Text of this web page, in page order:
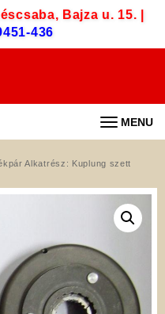
Bajza u. 15. |
436
MENU
Alkatrész: Kuplung szett